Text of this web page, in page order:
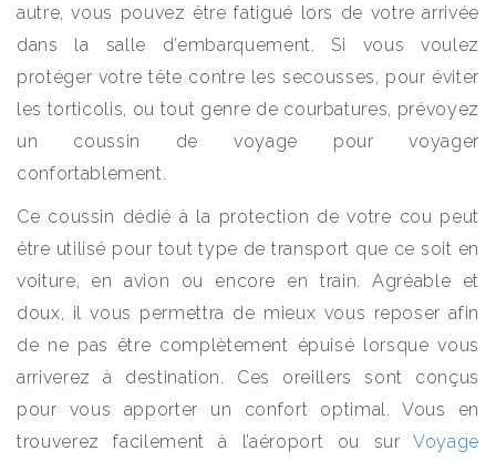
autre, vous pouvez être fatigué lors de votre arrivée
dans la salle d’embarquement. Si vous voulez
protéger votre tête contre les secousses, pour éviter
les torticolis, ou tout genre de courbatures, prévoyez
un coussin de voyage pour voyager
confortablement.
Ce coussin dédié à la protection de votre cou peut
être utilisé pour tout type de transport que ce soit en
voiture, en avion ou encore en train. Agréable et
doux, il vous permettra de mieux vous reposer afin
de ne pas être complètement épuisé lorsque vous
arriverez à destination. Ces oreillers sont conçus
pour vous apporter un confort optimal. Vous en
trouverez facilement à l’aéroport ou surVoyage